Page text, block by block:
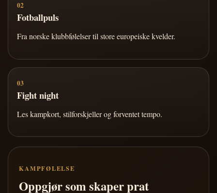
02
Fotballpuls
Fra norske klubbfølelser til store europeiske kvelder.
03
Fight night
Les kampkort, stilforskjeller og forventet tempo.
KAMPFØLELSE
Oppgjør som skaper prat